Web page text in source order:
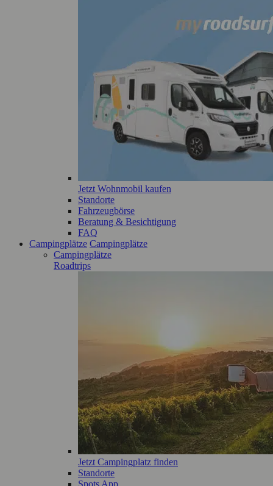
Jetzt Wohnmobil kaufen
Standorte
Fahrzeugbörse
Beratung & Besichtigung
FAQ
Campingplätze Campingplätze
Campingplätze
Roadtrips
Jetzt Campingplatz finden
Standorte
Spots App